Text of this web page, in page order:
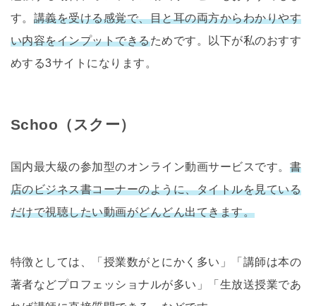
す。 講義を受ける感覚で、目と耳の両方からわかりやす
い内容をインプットできるためです。以下が私のおすす
めする3サイトになります。
Schoo（スクー）
国内最大級の参加型のオンライン動画サービスです。 書
店のビジネス書コーナーのように、タイトルを見ている
だけで視聴したい動画がどんどん出てきます。
特徴としては、「授業数がとにかく多い」「講師は本の
著者などプロフェッショナルが多い」「生放送授業であ